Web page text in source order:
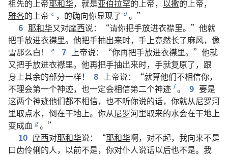
祖先的上帝耶和华， 就是亚伯拉罕的上帝， 以撒的上帝，
雅各的上帝 c ， 的确向你显现了 d 。”
6 耶和华又对摩西说：“请你把手放进衣襟里。” 他就
把手放进衣襟里。 他把手抽出来时， 手上竟然长了麻风， 像
雪那么白 ！ e 7 上帝说：“你再把手放进衣襟里。” 他就
又把手放进衣襟里。 他再把手抽出来时， 手就复原了， 跟
身上其余的部分一样！ 8 上帝说：“就算他们不相信你，
不理会第一个神迹， 也一定会相信第二个神迹 f 。 9 要是
这两个神迹他们都不相信， 也不听你说的话， 你就从尼罗河
里取点水， 倒在干地上。 你从尼罗河里取来的水会在干地上
变成血 g 。”
10 摩西对耶和华说：“耶和华啊， 对不起， 我向来不是
口齿伶俐的人， 以前不是， 你对仆人说话以后也不是。 我